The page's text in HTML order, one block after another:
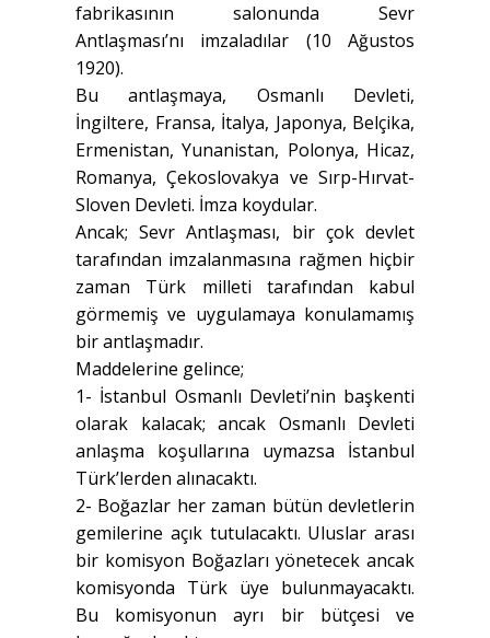
fabrikasının salonunda Sevr
Antlaşması’nı imzaladılar (10 Ağustos
1920).
Bu antlaşmaya, Osmanlı Devleti,
İngiltere, Fransa, İtalya, Japonya, Belçika,
Ermenistan, Yunanistan, Polonya, Hicaz,
Romanya, Çekoslovakya ve Sırp-Hırvat-
Sloven Devleti. İmza koydular.
Ancak; Sevr Antlaşması, bir çok devlet
tarafından imzalanmasına rağmen hiçbir
zaman Türk milleti tarafından kabul
görmemiş ve uygulamaya konulamamış
bir antlaşmadır.
Maddelerine gelince;
1- İstanbul Osmanlı Devleti’nin başkenti
olarak kalacak; ancak Osmanlı Devleti
anlaşma koşullarına uymazsa İstanbul
Türk’lerden alınacaktı.
2- Boğazlar her zaman bütün devletlerin
gemilerine açık tutulacaktı. Uluslar arası
bir komisyon Boğazları yönetecek ancak
komisyonda Türk üye bulunmayacaktı.
Bu komisyonun ayrı bir bütçesi ve